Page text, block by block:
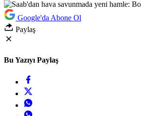
Google'da Abone Ol
Paylaş
Bu Yazıyı Paylaş